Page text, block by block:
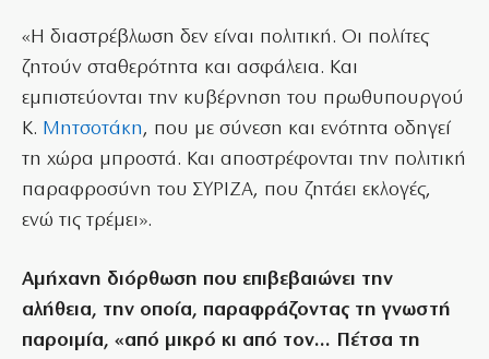
«Η διαστρέβλωση δεν είναι πολιτική. Οι πολίτες
ζητούν σταθερότητα και ασφάλεια. Και
εμπιστεύονται την κυβέρνηση του πρωθυπουργού
Κ. Μητσοτάκη, που με σύνεση και ενότητα οδηγεί
τη χώρα μπροστά. Και αποστρέφονται την πολιτική
παραφροσύνη του ΣΥΡΙΖΑ, που ζητάει εκλογές,
ενώ τις τρέμει».
Αμήχανη διόρθωση που επιβεβαιώνει την
αλήθεια, την οποία, παραφράζοντας τη γνωστή
παροιμία, «από μικρό κι από τον… Πέτσα τη